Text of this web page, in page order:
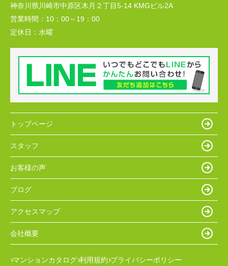
神奈川県川崎市中原区木月２丁目5-14 KMGビル2A
営業時間： 10：00～19：00
定休日： 水曜
トップページ
スタッフ
お客様の声
ブログ
アクセスマップ
会社概要
マンションカタログ 利用規約 プライバシーポリシー